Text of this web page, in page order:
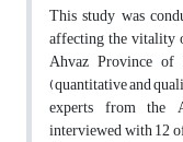
This study was
affecting the vitality
Ahvaz Province of
(quantitative and
experts from the
interviewed with 12